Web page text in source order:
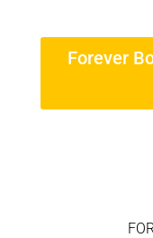
Forever